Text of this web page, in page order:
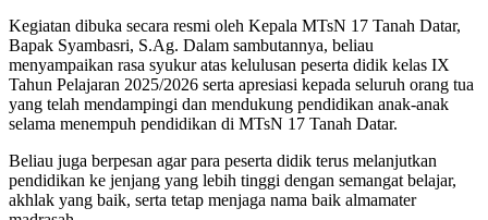
Kegiatan dibuka secara resmi oleh Kepala MTsN 17 Tanah Datar,
Bapak Syambasri, S.Ag. Dalam sambutannya, beliau
menyampaikan rasa syukur atas kelulusan peserta didik kelas IX
Tahun Pelajaran 2025/2026 serta apresiasi kepada seluruh orang tua
yang telah mendampingi dan mendukung pendidikan anak-anak
selama menempuh pendidikan di MTsN 17 Tanah Datar.
Beliau juga berpesan agar para peserta didik terus melanjutkan
pendidikan ke jenjang yang lebih tinggi dengan semangat belajar,
akhlak yang baik, serta tetap menjaga nama baik almamater